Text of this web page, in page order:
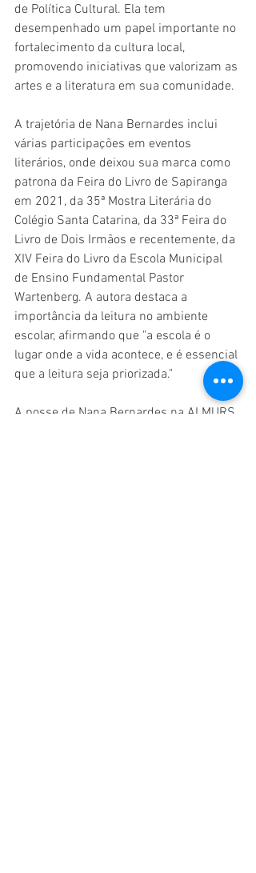
de Política Cultural. Ela tem
desempenhado um papel importante no
fortalecimento da cultura local,
promovendo iniciativas que valorizam as
artes e a literatura em sua comunidade.
A trajetória de Nana Bernardes inclui
várias participações em eventos
literários, onde deixou sua marca como
patrona da Feira do Livro de Sapiranga
em 2021, da 35ª Mostra Literária do
Colégio Santa Catarina, da 33ª Feira do
Livro de Dois Irmãos e recentemente, da
XIV Feira do Livro da Escola Municipal
de Ensino Fundamental Pastor
Wartenberg. A autora destaca a
importância da leitura no ambiente
escolar, afirmando que "a escola é o
lugar onde a vida acontece, e é essencial
que a leitura seja priorizada."
A posse de Nana Bernardes na ALMURS